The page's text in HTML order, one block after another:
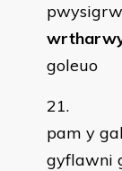
goleuo
pam y
gyflawni